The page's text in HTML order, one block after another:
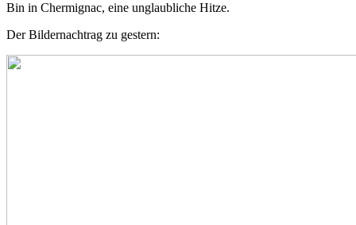
Bin in Chermignac, eine unglaubliche Hitze.
Der Bildernachtrag zu gestern: